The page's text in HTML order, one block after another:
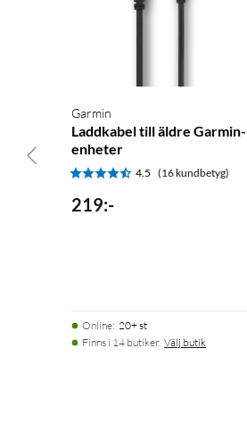
Garmin
Laddkabel till äldre Garmin-
enheter
4.5 (16 kundbetyg)
219:-
Online: 20+ st
Finns i 14 butiker. Välj butik